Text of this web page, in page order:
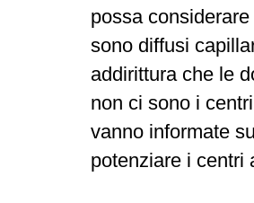
possa
sono diffusi
addirittura che le
non ci sono i
vanno informate
potenziare i centri